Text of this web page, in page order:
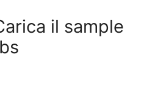
il sample